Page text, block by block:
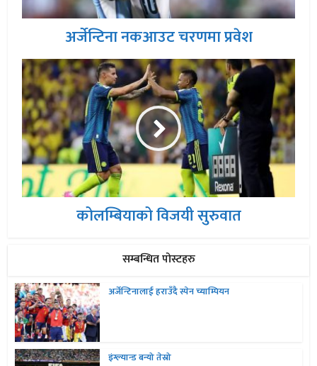
अर्जेन्टिना नकआउट चरणमा प्रवेश
कोलम्बियाको विजयी सुरुवात
सम्बन्धित पोस्टहरु
अर्जेन्टिनालाई हराउँदै स्पेन च्याम्पियन
इंग्ल्यान्ड बन्यो तेस्रो